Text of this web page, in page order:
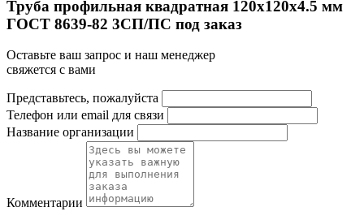
Труба профильная квадратная 120x120x4.5 мм
ГОСТ 8639-82 3СП/ПС под заказ
Оставьте ваш запрос и наш менеджер
свяжется с вами
Представьтесь, пожалуйста
Телефон или email для связи
Название организации
Комментарии